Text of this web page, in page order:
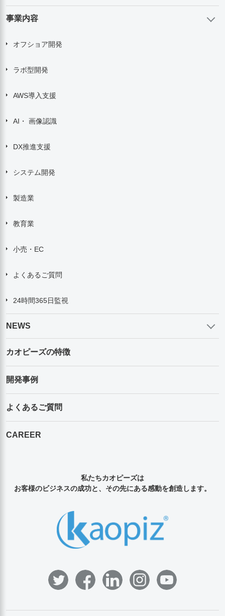
事業内容
オフショア開発
ラボ型開発
AWS導入支援
AI・ 画像認識
DX推進支援
システム開発
製造業
教育業
小売・EC
よくあるご質問
24時間365日監視
NEWS
カオピーズの特徴
開発事例
よくあるご質問
CAREER
私たちカオピーズは
お客様のビジネスの成功と、その先にある感動を創造します。